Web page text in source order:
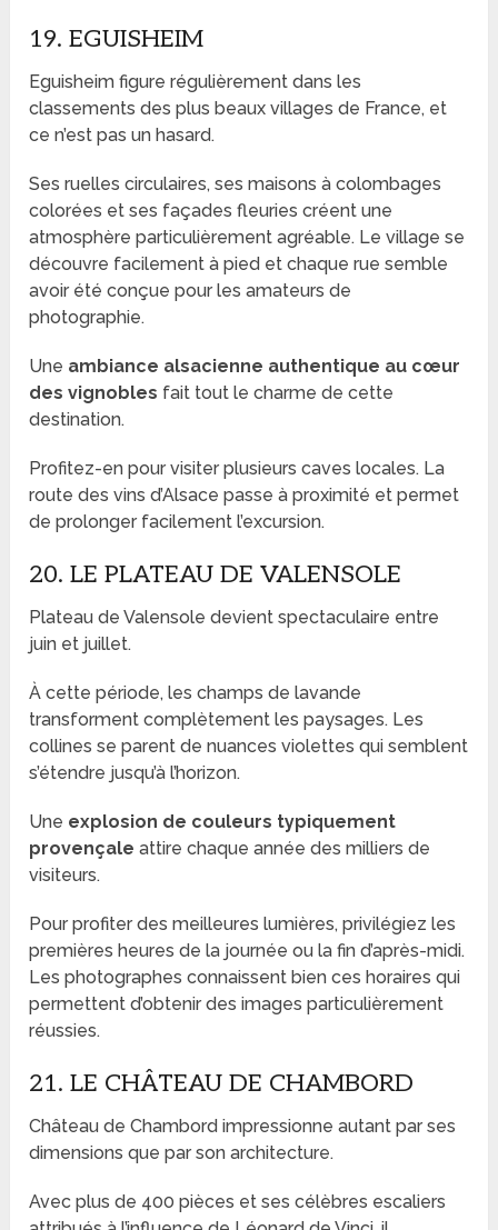
19. EGUISHEIM
Eguisheim figure régulièrement dans les
classements des plus beaux villages de France, et
ce n’est pas un hasard.
Ses ruelles circulaires, ses maisons à colombages
colorées et ses façades fleuries créent une
atmosphère particulièrement agréable. Le village se
découvre facilement à pied et chaque rue semble
avoir été conçue pour les amateurs de
photographie.
Une ambiance alsacienne authentique au cœur
des vignobles fait tout le charme de cette
destination.
Profitez-en pour visiter plusieurs caves locales. La
route des vins d’Alsace passe à proximité et permet
de prolonger facilement l’excursion.
20. LE PLATEAU DE VALENSOLE
Plateau de Valensole devient spectaculaire entre
juin et juillet.
À cette période, les champs de lavande
transforment complètement les paysages. Les
collines se parent de nuances violettes qui semblent
s’étendre jusqu’à l’horizon.
Une explosion de couleurs typiquement
provençale attire chaque année des milliers de
visiteurs.
Pour profiter des meilleures lumières, privilégiez les
premières heures de la journée ou la fin d’après-midi.
Les photographes connaissent bien ces horaires qui
permettent d’obtenir des images particulièrement
réussies.
21. LE CHÂTEAU DE CHAMBORD
Château de Chambord impressionne autant par ses
dimensions que par son architecture.
Avec plus de 400 pièces et ses célèbres escaliers